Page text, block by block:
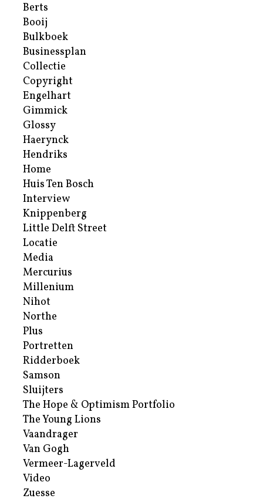
Berts
Booij
Bulkboek
Businessplan
Collectie
Copyright
Engelhart
Gimmick
Glossy
Haerynck
Hendriks
Home
Huis Ten Bosch
Interview
Knippenberg
Little Delft Street
Locatie
Media
Mercurius
Millenium
Nihot
Northe
Plus
Portretten
Ridderboek
Samson
Sluijters
The Hope & Optimism Portfolio
The Young Lions
Vaandrager
Van Gogh
Vermeer-Lagerveld
Video
Zuesse